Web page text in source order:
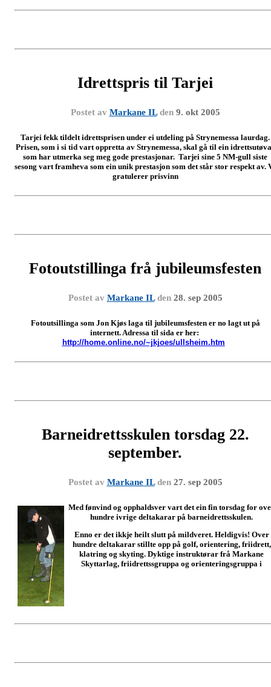
Idrettspris til Tarjei
Postet av Markane ILden 9. okt 2005
Tarjei fekk tildelt idrettsprisen under ei utdeling på Strynemessa laurdag.
Prisen, som i si tid vart oppretta av Strynemessa, skal gå til ein
som har utmerka seg meg gode prestasjonar. Tarjei sine 5 NM-gull siste
sesong vart framheva som ein unik prestasjon som det står stor respekt av.
gratulerer prisvinn
Fotoutstillinga frå jubileumsfesten
Postet av Markane ILden 28. sep 2005
Fotoutsillinga som Jon Kjøs laga til jubileumsfesten er no lagt ut på
internett. Adressa til sida er her:
http://home.online.no/~jkjoes/ullsheim.htm
Barneidrettsskulen torsdag 22.
september.
Postet av Markane ILden 27. sep 2005
Med fønvind og opphaldsver vart det ein fin torsdag for
hundre ivrige deltakarar på barneidrettsskulen.
Enno er det ikkje heilt slutt på mildveret. Heldigvis! Over
hundre deltakarar stillte opp på golf, orientering, friidrett,
klatring og skyting. Dyktige instruktørar frå Markane
Skyttarlag, friidrettssgruppa og orienteringsgruppa i